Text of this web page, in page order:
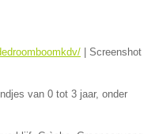
Screenshot
van 0 tot 3 jaar, onder